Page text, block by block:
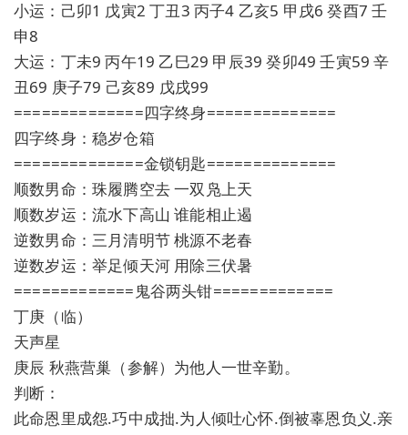
小运：己卯1 戊寅2 丁丑3 丙子4 乙亥5 甲戌6 癸酉7 壬
申8
大运：丁未9 丙午19 乙巳29 甲辰39 癸卯49 壬寅59 辛
丑69 庚子79 己亥89 戊戌99
==============四字终身==============
四字终身：稳岁仓箱
==============金锁钥匙==============
顺数男命：珠履腾空去 一双凫上天
顺数岁运：流水下高山 谁能相止遏
逆数男命：三月清明节 桃源不老春
逆数岁运：举足倾天河 用除三伏暑
=============鬼谷两头钳=============
丁庚（临）
天声星
庚辰 秋燕营巢（参解）为他人一世辛勤。
判断：
此命恩里成怨.巧中成拙.为人倾吐心怀.倒被辜恩负义.亲